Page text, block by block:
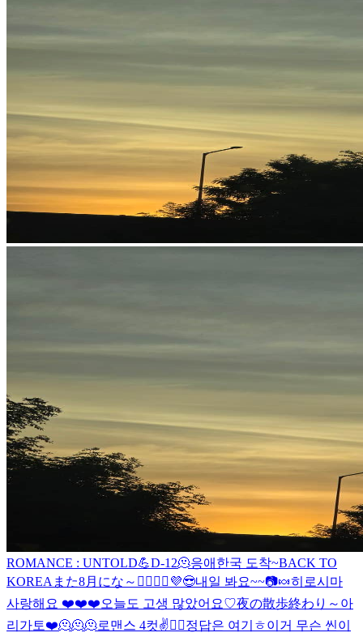
ROMANCE : UNTOLD💪D-12🫠응애 한국 도착~BACK TO
KOREA また8月にな～🙋‍♂️🙋‍♂️ 💜😎내일 봐요~~📷🍬히로시마
사랑해요 ❤️❤️❤️오늘도 고생 많았어요♡夜の散歩終わり～ 아
리가토❤️🫠🫠🫠로맨스 4컷✌️🙋‍♂️정답은 여기ㅎ이거 무슨 씬이